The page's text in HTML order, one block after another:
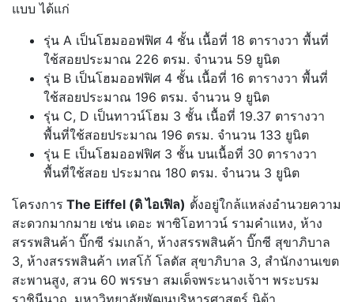
แบบ ได้แก่
รุ่น A เป็นโฮมออฟฟิศ 4 ชั้น เนื้อที่ 18 ตารางวา พื้นที่
ใช้สอยประมาณ 226 ตรม. จำนวน 59 ยูนิต
รุ่น B เป็นโฮมออฟฟิศ 4 ชั้น เนื้อที่ 16 ตารางวา พื้นที่
ใช้สอยประมาณ 196 ตรม. จำนวน 9 ยูนิต
รุ่น C, D เป็นทาวน์โฮม 3 ชั้น เนื้อที่ 19.37 ตารางวา
พื้นที่ใช้สอยประมาณ 196 ตรม. จำนวน 133 ยูนิต
รุ่น E เป็นโฮมออฟฟิศ 3 ชั้น บนเนื้อที่ 30 ตารางวา
พื้นที่ใช้สอย ประมาณ 180 ตรม. จำนวน 3 ยูนิต
โครงการ The Eiffel (ดิ ไอเฟิล) ตั้งอยู่ใกล้แหล่งอำนวยความ
สะดวกมากมาย เช่น เดอะ พาซิโอทาวน์ รามคำแหง, ห้าง
สรรพสินค้า บิ๊กซี ร่มเกล้า, ห้างสรรพสินค้า บิ๊กซี สุขาภิบาล
3, ห้างสรรพสินค้า เทสโก้ โลตัส สุขาภิบาล 3, สำนักงานเขต
สะพานสูง, สวน 60 พรรษา สมเด็จพระนางเจ้าฯ พระบรม